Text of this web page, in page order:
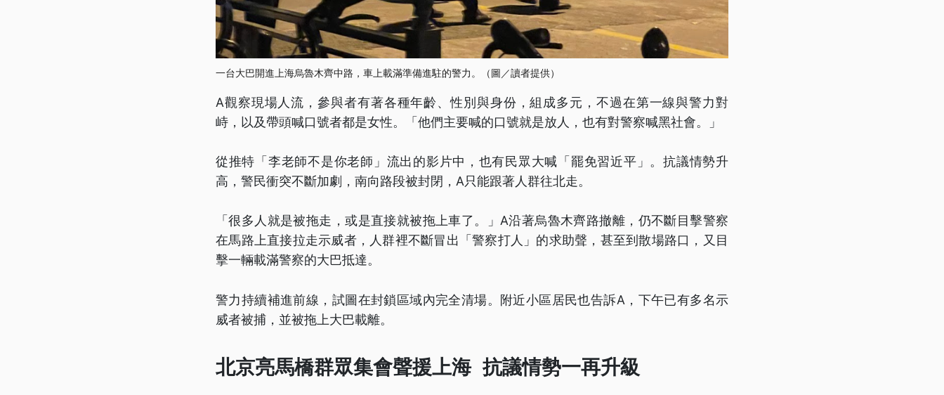
一台大巴開進上海烏魯木齊中路，車上載滿準備進駐的警力。（圖／讀者提供）
A觀察現場人流，參與者有著各種年齡、性別與身份，組成多元，不過在第一線與警力對
峙，以及帶頭喊口號者都是女性。「他們主要喊的口號就是放人，也有對警察喊黑社會。」
從推特「李老師不是你老師」流出的影片中，也有民眾大喊「罷免習近平」。抗議情勢升
高，警民衝突不斷加劇，南向路段被封閉，A只能跟著人群往北走。
「很多人就是被拖走，或是直接就被拖上車了。」A沿著烏魯木齊路撤離，仍不斷目擊警察
在馬路上直接拉走示威者，人群裡不斷冒出「警察打人」的求助聲，甚至到散場路口，又目
擊一輛載滿警察的大巴抵達。
警力持續補進前線，試圖在封鎖區域內完全清場。附近小區居民也告訴A，下午已有多名示
威者被捕，並被拖上大巴載離。
北京亮馬橋群眾集會聲援上海 抗議情勢一再升級